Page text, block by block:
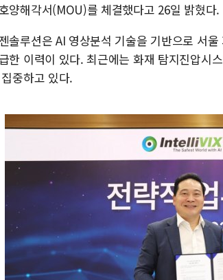
양해각서(MOU)를 체결했다고 26일 밝혔다.
솔루션은 AI 영상분석 기술을 기반으로 서
한 이력이 있다. 최근에는 화재 탐지진압시
중하고 있다.